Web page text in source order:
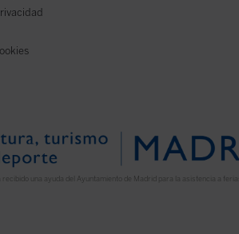
recibido una ayuda del Ayuntamiento de Madrid para la asistencia a ferias